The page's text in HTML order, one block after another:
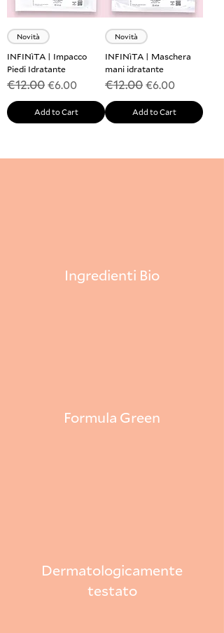
Novità
INFINìTA | Impacco
Piedi Idratante
Regular Price
€12.00 Sale Price
€6.00
Add to Cart
Novità
INFINìTA | Maschera
mani idratante
Regular Price
€12.00 Sale Price
€6.00
Add to Cart
Ingredienti Bio
Formula Green
Dermatologicamente
testato